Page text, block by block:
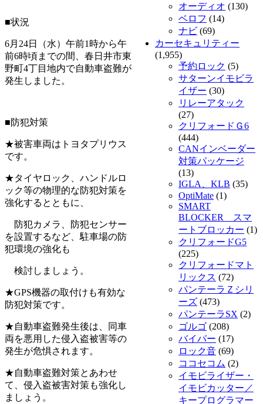
■状況
6月24日（水）午前1時から午
前6時頃までの間、春日井市東
野町4丁目地内で自動車盗難が
発生しました。
■防犯対策
★被害車両はトヨタプリウス
です。
★タイヤロック、ハンドルロ
ック等の物理的な防犯対策を
強化するとともに、
防犯カメラ、防犯センサー
を設置するなど、駐車場の防
犯環境の強化も
検討しましょう。
★GPS機器の取付けも有効な
防犯対策です。
★自動車盗難発生後は、同車
両を悪用した侵入盗被害等の
発生が危惧されます。
★自動車盗難対策とあわせ
て、侵入盗被害対策も強化し
ましょう。
オーディオ (130)
ベロフ (14)
ナビ (69)
カーセキュリティー
(1,955)
予約ロック (5)
サターンイモビラ
イザー (30)
リレーアタック
(27)
クリフォードＧ6
(444)
CANインベーダー
対策パッケージ
(13)
IGLA、KLB (35)
OptiMate (1)
SMART
BLOCKER スマ
ートブロッカー (1)
クリフォードG5
(225)
クリフォードマト
リックス (72)
パンテーラＺシリ
ーズ (473)
パンテーラSX (2)
ゴルゴ (208)
バイパー (17)
ロック音 (69)
ココセコム (2)
イモビライザー・
イモビカッター／
キープログラマー